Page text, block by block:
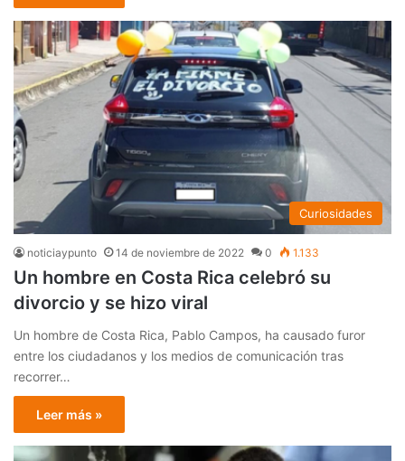
Curiosidades
noticiaypunto 14 de noviembre de 2022 0 1.133
Un hombre en Costa Rica celebró su
divorcio y se hizo viral
Un hombre de Costa Rica, Pablo Campos, ha causado furor
entre los ciudadanos y los medios de comunicación tras
recorrer…
Leer más »